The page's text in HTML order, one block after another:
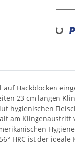
Loading...
Hackblöcken
23 cm langen
hygienischen
am
HRC ist der